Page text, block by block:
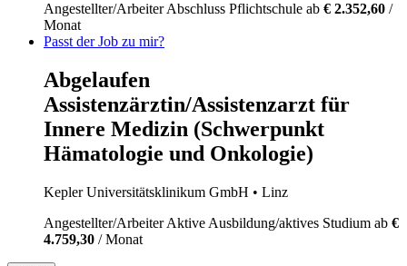
Angestellter/ArbeiterAbschluss Pflichtschule ab € 2.352,60 /
Monat
Passt der Job zu mir?
Abgelaufen
Assistenzärztin/Assistenzarzt für
Innere Medizin (Schwerpunkt
Hämatologie und Onkologie)
Kepler Universitätsklinikum GmbH • Linz
Angestellter/ArbeiterAktive Ausbildung/aktives Studium ab €
4.759,30 / Monat